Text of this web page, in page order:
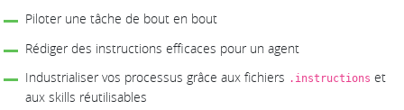
Piloter une tâche de bout en bout
Rédiger des instructions efficaces pour un agent
Industrialiser vos processus grâce aux fichiers .instructions et
aux skills réutilisables